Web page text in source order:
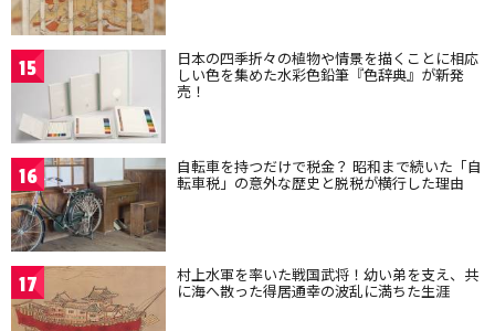
15 日本の四季折々の植物や情景を描くことに相応
しい色を集めた水彩色鉛筆『色辞典』が新発
売！
16 自転車を持つだけで税金？ 昭和まで続いた「自
転車税」の意外な歴史と脱税が横行した理由
17 村上水軍を率いた戦国武将！幼い弟を支え、共
に海へ散った得居通幸の波乱に満ちた生涯